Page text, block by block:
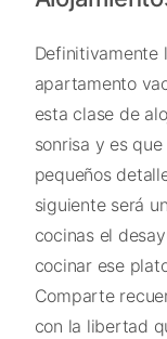
Definitivamente
apartamento
esta clase de
sonrisa y es
pequeños
siguiente será
cocinas el
cocinar ese
Comparte
con la libertad